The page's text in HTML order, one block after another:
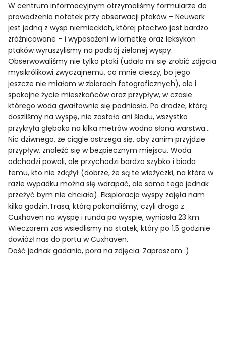
W centrum informacyjnym otrzymaliśmy formularze do
prowadzenia notatek przy obserwacji ptaków – Neuwerk
jest jedną z wysp niemieckich, której ptactwo jest bardzo
zróżnicowane – i wyposażeni w lornetkę oraz leksykon
ptaków wyruszyliśmy na podbój zielonej wyspy.
Obserwowaliśmy nie tylko ptaki (udało mi się zrobić zdjęcia
mysikrólikowi zwyczajnemu, co mnie cieszy, bo jego
jeszcze nie miałam w zbiorach fotograficznych), ale i
spokojne życie mieszkańców oraz przypływ, w czasie
którego woda gwałtownie się podniosła. Po drodze, którą
doszliśmy na wyspę, nie zostało ani śladu, wszystko
przykryła głęboka na kilka metrów wodna słona warstwa…
Nic dziwnego, że ciągle ostrzega się, aby zanim przyjdzie
przypływ, znaleźć się w bezpiecznym miejscu. Woda
odchodzi powoli, ale przychodzi bardzo szybko i biada
temu, kto nie zdążył (dobrze, że są te wieżyczki, na które w
razie wypadku można się wdrapać, ale sama tego jednak
przeżyć bym nie chciała). Eksploracja wyspy zajęła nam
kilka godzin.Trasa, którą pokonaliśmy, czyli droga z
Cuxhaven na wyspę i runda po wyspie, wyniosła 23 km.
Wieczorem zaś wsiedliśmy na statek, który po 1,5 godzinie
dowiózł nas do portu w Cuxhaven.
Dość jednak gadania, pora na zdjęcia. Zapraszam :)